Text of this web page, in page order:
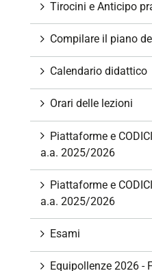
Tirocini e Anticipo
Compilare il piano
Calendario didattico
Orari delle lezioni
Piattaforme e
a.a. 2025/2026
Piattaforme e
a.a. 2025/2026
Esami
Equipollenze 2026 -